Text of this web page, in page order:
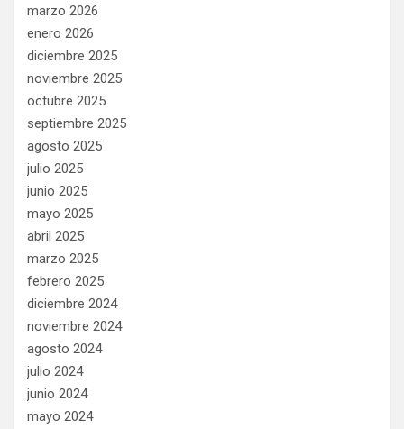
marzo 2026
enero 2026
diciembre 2025
noviembre 2025
octubre 2025
septiembre 2025
agosto 2025
julio 2025
junio 2025
mayo 2025
abril 2025
marzo 2025
febrero 2025
diciembre 2024
noviembre 2024
agosto 2024
julio 2024
junio 2024
mayo 2024